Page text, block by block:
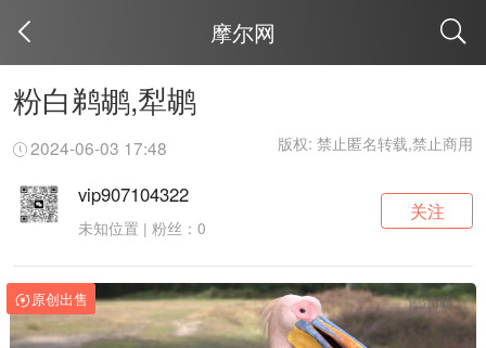
摩尔网
粉白鹈鹕,犁鹕
2024-06-03 17:48 版权: 禁止匿名转载,禁止商用
vip907104322
未知位置 | 粉丝：0
关注
原创出售
取消